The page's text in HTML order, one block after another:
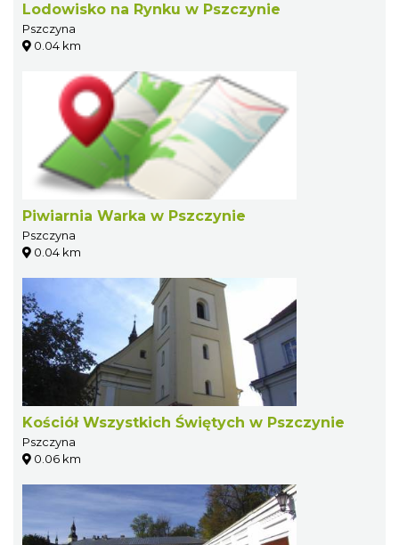
Lodowisko na Rynku w Pszczynie
Pszczyna
0.04 km
Piwiarnia Warka w Pszczynie
Pszczyna
0.04 km
Kościół Wszystkich Świętych w Pszczynie
Pszczyna
0.06 km